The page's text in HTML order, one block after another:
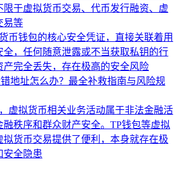
限于虚拟货币交易、代币发行融资、虚
易等
币钱包的核心安全凭证，直接关联着用
全，任何随意泄露或不当获取私钥的行
产完全丢失，存在极高的安全风险
地址怎么办？最全补救指南与风险规
虚拟货币相关业务活动属于非法金融活
融秩序和群众财产安全。TP钱包等虚拟
拟货币交易提供了便利，本身就存在极
安全隐患